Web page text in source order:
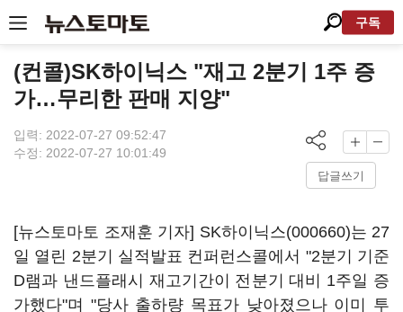
구독
(컨콜)SK하이닉스 "재고 2분기 1주 증
가…무리한 판매 지양"
입력: 2022-07-27 09:52:47
수정: 2022-07-27 10:01:49
답글쓰기
[뉴스토마토 조재훈 기자] SK하이닉스(000660)는 27
일 열린 2분기 실적발표 컨퍼런스콜에서 "2분기 기준
D램과 낸드플래시 재고기간이 전분기 대비 1주일 증
가했다"며 "당사 출하량 목표가 낮아졌으나 이미 투